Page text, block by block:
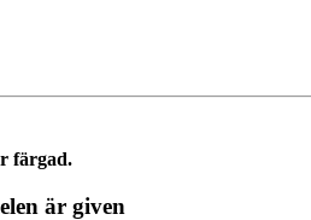
färgad.
är given